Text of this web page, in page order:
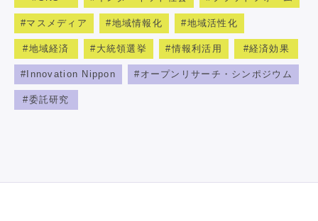
マスメディア 地域情報化 地域活性化
地域経済 大統領選挙 情報利活用 経済効果
Innovation Nippon オープンリサーチ・シンポジウム
委託研究